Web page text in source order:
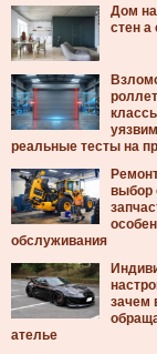
Дом
стен а
реальные тесты на
выбор
обслуживания
зачем
ателье